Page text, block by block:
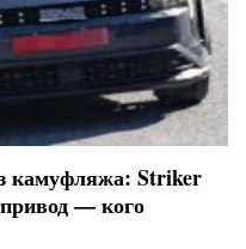
камуфляжа: Striker
— кого